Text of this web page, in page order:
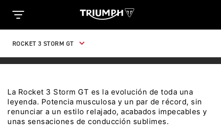
TRIDENT 660 TRIBUTE
ROCKET 3 STORM GT
La Rocket 3 Storm GT es la evolución de toda una
leyenda. Potencia musculosa y un par de récord, sin
renunciar a un estilo relajado, acabados impecables y
unas sensaciones de conducción sublimes.